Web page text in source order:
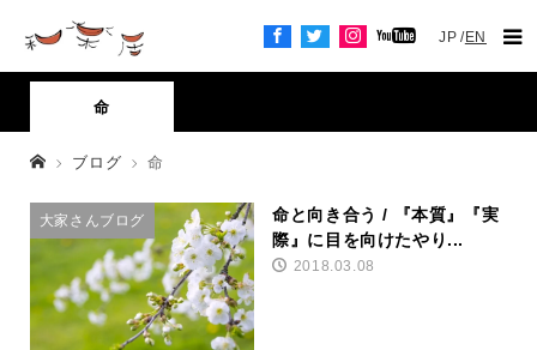
JP EN
命
ブログ 命
大家さんブログ
命と向き合う / 『本質』『実
際』に目を向けたやり...
2018.03.08